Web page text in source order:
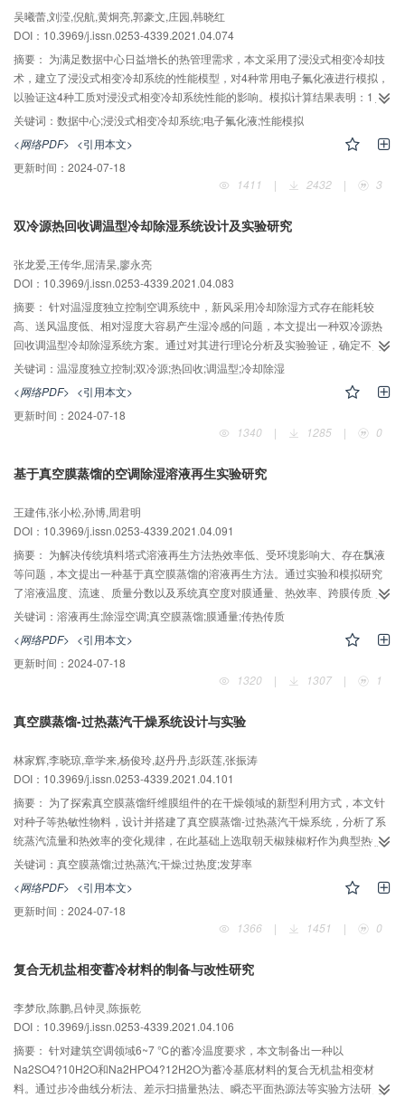
吴曦蕾,刘滢,倪航,黄炯亮,郭豪文,庄园,韩晓红
DOI：10.3969/j.issn.0253-4339.2021.04.074
摘要： 为满足数据中心日益增长的热管理需求，本文采用了浸没式相变冷却技
术，建立了浸没式相变冷却系统的性能模型，对4种常用电子氟化液进行模拟，
以验证这4种工质对浸没式相变冷却系统性能的影响。模拟计算结果表明：1）4
种电子氟化液中，D-1适用压力范围最广，启动所需要的热流密度值最小，但最
大散热能力弱于FC-72和HFE-7100，综合性能较强；2）随着流速的增大，冷
却水所能携带的热量最终趋于稳定，不同电子氟化液对管内冷却水压降的影响
基本相同；3）提高冷却水进口温度，有利于出口冷却水的能量回收利用，但系
统散热效果不佳；降低冷却水进口温度，有利于增大传热温差从而提高散热能
相同冷却水进口温度、冷却水流速等条件下，D-1蒸气环境中冷却水携带的热
却中替代Novec 649发挥较好的散热效用。
关键词： 数据中心;浸没式相变冷却系统;电子氟化液;性能模拟
<网络PDF> <引用本文>
更新时间： 2024-07-18
1411
| 2432 | 3
双冷源热回收调温型冷却除湿系统设计及实验研究
张龙爱,王传华,屈清杲,廖永亮
DOI：10.3969/j.issn.0253-4339.2021.04.083
摘要： 针对温湿度独立控制空调系统中，新风采用冷却除湿方式存在能耗较
高、送风温度低、相对湿度大容易产生湿冷感的问题，本文提出一种双冷源热
回收调温型冷却除湿系统方案。通过对其进行理论分析及实验验证，确定不同
因素，如压缩机频率、预冷器水流量、新风量，对送风状态点的影响情况，研
究其变化规律，形成送风状态点控制策略，确认了系统调节能力可满足送风舒
适的要求，在标准工况下，送风温度最高可调至25.0 ℃。与普通除湿系统相
比，双冷源热回收调温型冷却除湿系统能效提升幅度最高可达93.6%。
关键词： 温湿度独立控制;双冷源;热回收;调温型;冷却除湿
<网络PDF> <引用本文>
更新时间： 2024-07-18
1340
| 1285 | 0
基于真空膜蒸馏的空调除湿溶液再生实验研究
王建伟,张小松,孙博,周君明
DOI：10.3969/j.issn.0253-4339.2021.04.091
摘要： 为解决传统填料塔式溶液再生方法热效率低、受环境影响大、存在飘液
等问题，本文提出一种基于真空膜蒸馏的溶液再生方法。通过实验和模拟研究
了溶液温度、流速、质量分数以及系统真空度对膜通量、热效率、跨膜传质系
数、截留率的影响。结果表明：膜通量随溶液温度、流速、系统真空度的升高
而增加，随溶液质量分数的升高而急剧下降，膜通量实验值与模拟值的偏差在
±10%以内；热效率随溶液温度和系统真空度的升高而增加并最终趋于恒定，随
溶液流速和质量分数的升高而降低；跨膜传质系数随溶液温度、流速、系统真
空度的升高而增大，随溶液质量分数的升高而减小。在实验中，当溶液温度为
到最大，为7.18 kg/(m2?h)，即使在40%的高质量分数下，膜通量仍可达到1
较高水平。
关键词： 溶液再生;除湿空调;真空膜蒸馏;膜通量;传热传质
<网络PDF> <引用本文>
更新时间： 2024-07-18
1320
| 1307 | 1
真空膜蒸馏-过热蒸汽干燥系统设计与实验
林家辉,李晓琼,章学来,杨俊玲,赵丹丹,彭跃莲,张振涛
DOI：10.3969/j.issn.0253-4339.2021.04.101
摘要： 为了探索真空膜蒸馏纤维膜组件的在干燥领域的新型利用方式，本文针
对种子等热敏性物料，设计并搭建了真空膜蒸馏-过热蒸汽干燥系统，分析了系
统蒸汽流量和热效率的变化规律，在此基础上选取朝天椒辣椒籽作为典型热敏
性物料进行干燥品质的实验研究，探索新型干燥工艺的使用场景。研究结果表
明：新型干燥系统传热传质性能与真空膜组件相近，随进料温度升高，系统的
蒸汽产量也升高且增长速率加快，热效率也升高但增长速率减缓，进料温度为
70 ℃系统蒸汽产量高达41 m3/h，热效率达到90.6%,相同干燥温度下干燥品质
也优于热风干燥，干燥温度50 ℃时发芽率提升了3.53%。同时对低压过热蒸汽
关键词： 真空膜蒸馏;过热蒸汽;干燥;过热度;发芽率
<网络PDF> <引用本文>
更新时间： 2024-07-18
1366
| 1451 | 0
复合无机盐相变蓄冷材料的制备与改性研究
李梦欣,陈鹏,吕钟灵,陈振乾
DOI：10.3969/j.issn.0253-4339.2021.04.106
摘要： 针对建筑空调领域6~7 ℃的蓄冷温度要求，本文制备出一种以
Na2SO4?10H2O和Na2HPO4?12H2O为蓄冷基底材料的复合无机盐相变材
料。通过步冷曲线分析法、差示扫描量热法、瞬态平面热源法等实验方法研究